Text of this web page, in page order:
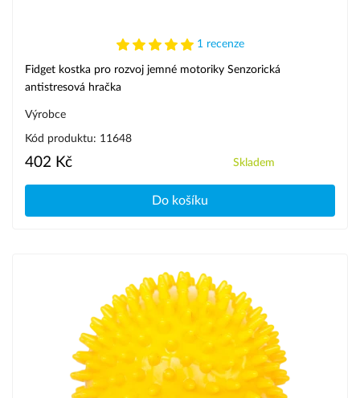
1 recenze
Fidget kostka pro rozvoj jemné motoriky Senzorická
antistresová hračka
Výrobce
Kód produktu: 11648
402 Kč Skladem
Do košíku